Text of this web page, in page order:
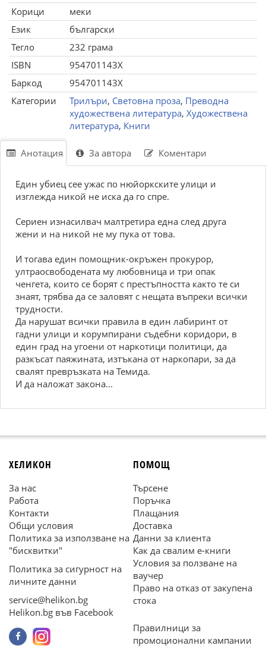
Корици
меки
Език
български
Тегло
232 грама
ISBN
954701143X
Баркод
954701143X
Категории
Трилъри, Световна проза, Преводна
художествена литература, Художествена
литература, Книги
Анотация За автора Коментари
Един убиец сее ужас по нюйоркските улици и
изглежда никой не иска да го спре.
Сериен изнасилвач малтретира една след друга
жени и на никой не му пука от това.
И тогава един помощник-окръжен прокурор,
ултраосвободената му любовница и три опак
ченгета, които се борят с престъпността както те си
знаят, трябва да се заловят с нещата въпреки всички
трудности.
Да нарушат всички правила в един лабиринт от
гадни улици и корумпирани съдебни коридори, в
един град на угоени от наркотици политици, да
разкъсат паяжината, изтъкана от наркопари, за да
свалят превръзката на Темида.
И да наложат закона...
ХЕЛИКОН
За нас
Работа
Контакти
Общи условия
Политика за използване на
"бисквитки"
Политика за сигурност на
личните данни
service@helikon.bg
Helikon.bg във Facebook
ПОМОЩ
Търсене
Поръчка
Плащания
Доставка
Данни за клиента
Как да свалим е-книги
Условия за ползване на
ваучер
Право на отказ от закупена
стока
Правилници за
промоционални кампании